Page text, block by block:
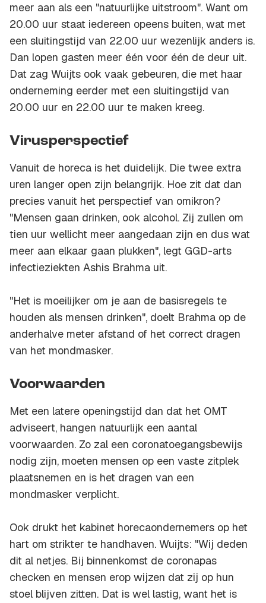
meer aan als een "natuurlijke uitstroom". Want om
20.00 uur staat iedereen opeens buiten, wat met
een sluitingstijd van 22.00 uur wezenlijk anders is.
Dan lopen gasten meer één voor één de deur uit.
Dat zag Wuijts ook vaak gebeuren, die met haar
onderneming eerder met een sluitingstijd van
20.00 uur en 22.00 uur te maken kreeg.
Virusperspectief
Vanuit de horeca is het duidelijk. Die twee extra
uren langer open zijn belangrijk. Hoe zit dat dan
precies vanuit het perspectief van omikron?
"Mensen gaan drinken, ook alcohol. Zij zullen om
tien uur wellicht meer aangedaan zijn en dus wat
meer aan elkaar gaan plukken", legt GGD-arts
infectieziekten Ashis Brahma uit.
"Het is moeilijker om je aan de basisregels te
houden als mensen drinken", doelt Brahma op de
anderhalve meter afstand of het correct dragen
van het mondmasker.
Voorwaarden
Met een latere openingstijd dan dat het OMT
adviseert, hangen natuurlijk een aantal
voorwaarden. Zo zal een coronatoegangsbewijs
nodig zijn, moeten mensen op een vaste zitplek
plaatsnemen en is het dragen van een
mondmasker verplicht.
Ook drukt het kabinet horecaondernemers op het
hart om strikter te handhaven. Wuijts: "Wij deden
dit al netjes. Bij binnenkomst de coronapas
checken en mensen erop wijzen dat zij op hun
stoel blijven zitten. Dat is wel lastig, want het is